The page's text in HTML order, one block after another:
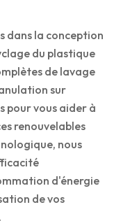
dans la conception
du plastique
de lavage
sur
pour vous aider à
renouvelables
nous
d'énergie
de vos